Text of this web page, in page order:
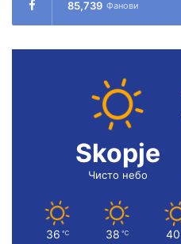
85,739 Фанови
Skopje
Чисто небо
36 ℃ 38 ℃ 40